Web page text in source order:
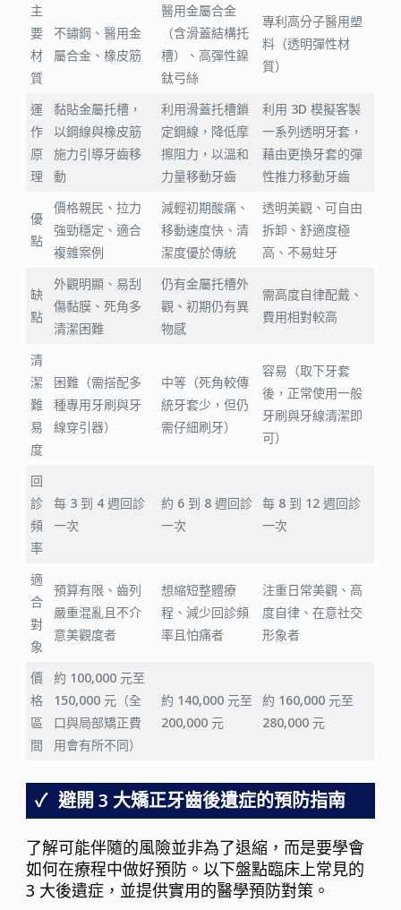
主
要
材
質
不鏽鋼、醫用金
屬合金、橡皮筋
醫用金屬合金
（含滑蓋結構托
槽）、高彈性鎳
鈦弓絲
專利高分子醫用塑
料（透明彈性材
質）
運
作
原
理
黏貼金屬托槽，
以鋼線與橡皮筋
施力引導牙齒移
動
利用滑蓋托槽鎖
定鋼線，降低摩
擦阻力，以溫和
力量移動牙齒
利用 3D 模擬客製
一系列透明牙套，
藉由更換牙套的彈
性推力移動牙齒
優
點
價格親民、拉力
強勁穩定、適合
複雜案例
減輕初期酸痛、
移動速度快、清
潔度優於傳統
透明美觀、可自由
拆卸、舒適度極
高、不易蛀牙
缺
點
外觀明顯、易刮
傷黏膜、死角多
清潔困難
仍有金屬托槽外
觀、初期仍有異
物感
需高度自律配戴、
費用相對較高
清
潔
難
易
度
困難（需搭配多
種專用牙刷與牙
線穿引器）
中等（死角較傳
統牙套少，但仍
需仔細刷牙）
容易（取下牙套
後，正常使用一般
牙刷與牙線清潔即
可）
回
診
頻
率
每 3 到 4 週回診
一次
約 6 到 8 週回診
一次
每 8 到 12 週回診
一次
適
合
對
象
預算有限、齒列
嚴重混亂且不介
意美觀度者
想縮短整體療
程、減少回診頻
率且怕痛者
注重日常美觀、高
度自律、在意社交
形象者
價
格
區
間
約 100,000 元至
150,000 元（全
口與局部矯正費
用會有所不同）
約 140,000 元至
200,000 元
約 160,000 元至
280,000 元
避開 3 大矯正牙齒後遺症的預防指南
了解可能伴隨的風險並非為了退縮，而是要學會
如何在療程中做好預防。以下盤點臨床上常見的
3 大後遺症，並提供實用的醫學預防對策。